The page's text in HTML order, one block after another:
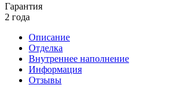
Гарантия
2 года
Описание
Отделка
Внутреннее наполнение
Информация
Отзывы